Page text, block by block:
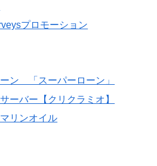
プロモーション
ン 「スーパーローン」
ーバー【クリクラミオ】
リンオイル